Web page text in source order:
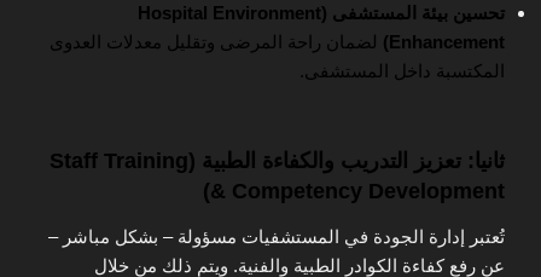
تحسين بيئة المستشفى (Hospital Environment
Enhancement)
لضمان راحة المرضى وتقليل معدلات العدوى
المكتسبة داخل المستشفى.
ثانيا: تعزيز التدريب والكفاءة الطبية (Staff Training
& Competency Development)
تُعتبر إدارة الجودة في المستشفيات مسؤولة – بشكل مباشر –
عن رفع كفاءة الكوادر الطبية والفنية. ويتم ذلك من خلال